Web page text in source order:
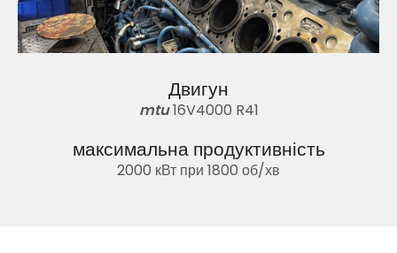
Двигун
mtu16V4000 R41
максимальна продуктивність
2000 кВт при 1800 об/хв